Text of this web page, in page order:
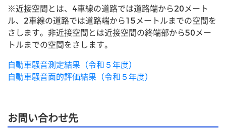
※近接空間とは、4車線の道路では道路端から20メート
ル、2車線の道路では道路端から15メートルまでの空間を
さします。非近接空間とは近接空間の終端部から50メー
トルまでの空間をさします。
自動車騒音測定結果（令和５年度）
自動車騒音面的評価結果（令和５年度）
お問い合わせ先